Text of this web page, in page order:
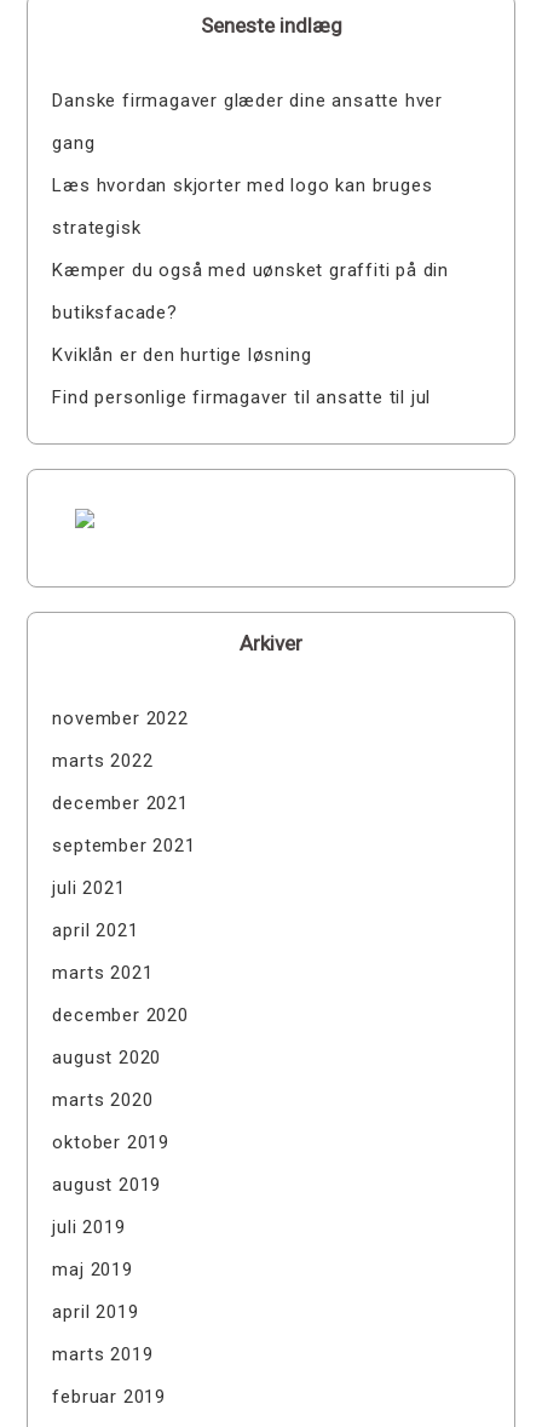
Seneste indlæg
Danske firmagaver glæder dine ansatte hver
gang
Læs hvordan skjorter med logo kan bruges
strategisk
Kæmper du også med uønsket graffiti på din
butiksfacade?
Kviklån er den hurtige løsning
Find personlige firmagaver til ansatte til jul
Arkiver
november 2022
marts 2022
december 2021
september 2021
juli 2021
april 2021
marts 2021
december 2020
august 2020
marts 2020
oktober 2019
august 2019
juli 2019
maj 2019
april 2019
marts 2019
februar 2019